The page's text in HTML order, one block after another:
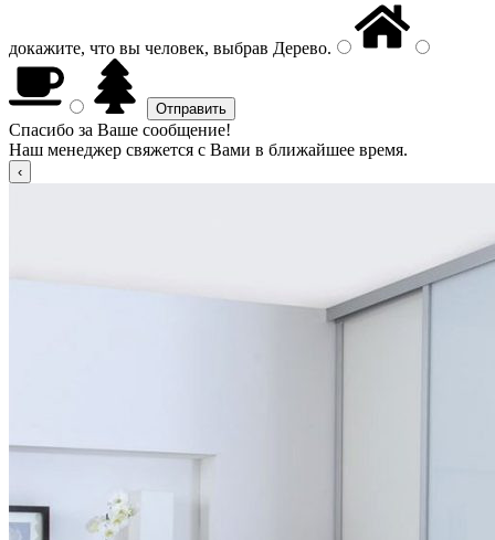
докажите, что вы человек, выбрав Дерево.
Спасибо за Ваше сообщение!
Наш менеджер свяжется с Вами в ближайшее время.